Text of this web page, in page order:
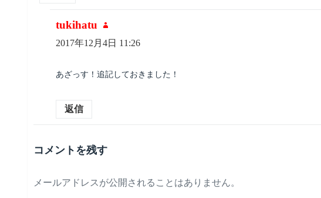
tukihatu
よ
り:
2017年12月4日 11:26
あざっす！追記しておきました！
返信
コメントを残す
メールアドレスが公開されることはありません。